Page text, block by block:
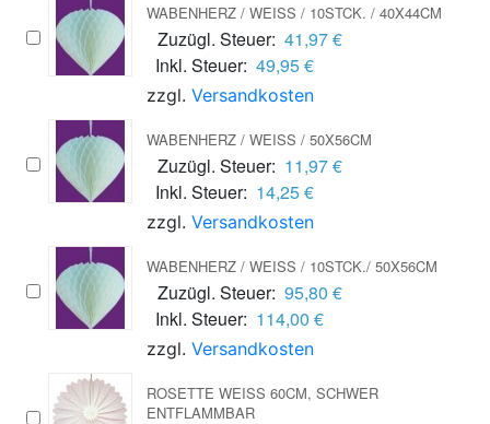
WABENHERZ / WEISS / 10STCK. / 40X44CM
Zuzügl. Steuer: 41,97 €
Inkl. Steuer: 49,95 €
zzgl. Versandkosten
WABENHERZ / WEISS / 50X56CM
Zuzügl. Steuer: 11,97 €
Inkl. Steuer: 14,25 €
zzgl. Versandkosten
WABENHERZ / WEISS / 10STCK./ 50X56CM
Zuzügl. Steuer: 95,80 €
Inkl. Steuer: 114,00 €
zzgl. Versandkosten
ROSETTE WEISS 60CM, SCHWER E
NTFLAMMBAR